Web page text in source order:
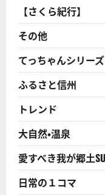
ェ
イ
ス
ク
売
上
高
が
予
想
に
つ
い
て
さ
ら
に
【さくら紀行】
その他
てっちゃんシリーズ
ふるさと信州
トレンド
大自然・温泉
愛すべき我が郷土
日常の１コマ